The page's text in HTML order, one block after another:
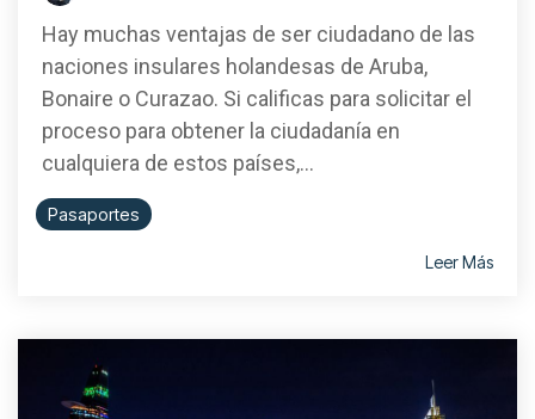
Hay muchas ventajas de ser ciudadano de las
naciones insulares holandesas de Aruba,
Bonaire o Curazao. Si calificas para solicitar el
proceso para obtener la ciudadanía en
cualquiera de estos países,...
Pasaportes
Leer Más